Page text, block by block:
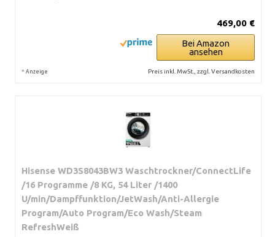
469,00 €
Bei Amazon
ansehen
* Anzeige Preis inkl. MwSt., zzgl. Versandkosten
Hisense WD3S8043BW3 Waschtrockner/ConnectLife
/16 Programme /8 KG, 54 Liter /1400
U/min/Dampffunktion/JetWash/Anti-Allergie
Program/Auto Program/Eco Wash/Steam
RefreshWeiß